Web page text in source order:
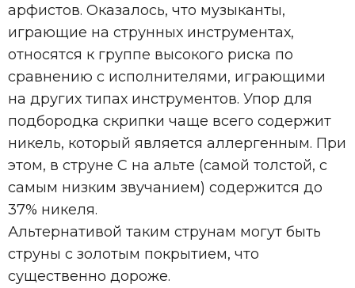
арфистов. Оказалось, что музыканты,
играющие на струнных инструментах,
относятся к группе высокого риска по
сравнению с исполнителями, играющими
на других типах инструментов. Упор для
подбородка скрипки чаще всего содержит
никель, который является аллергенным. При
этом, в струне C на альте (самой толстой, с
самым низким звучанием) содержится до
37% никеля.
Альтернативой таким струнам могут быть
струны с золотым покрытием, что
существенно дороже.